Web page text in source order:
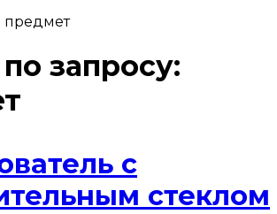
предмет
запросу:
с
стеклом